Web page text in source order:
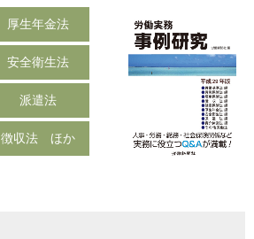
厚生年金法
安全衛生法
派遣法
徴収法 ほか